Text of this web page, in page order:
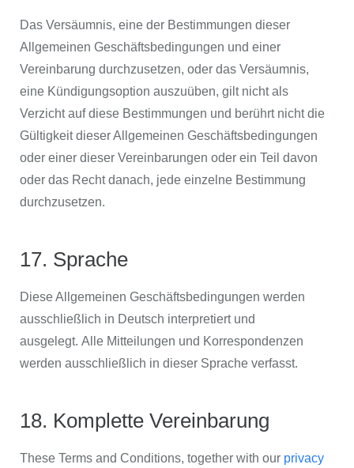
Das Versäumnis, eine der Bestimmungen dieser
Allgemeinen Geschäftsbedingungen und einer
Vereinbarung durchzusetzen, oder das Versäumnis,
eine Kündigungsoption auszuüben, gilt nicht als
Verzicht auf diese Bestimmungen und berührt nicht die
Gültigkeit dieser Allgemeinen Geschäftsbedingungen
oder einer dieser Vereinbarungen oder ein Teil davon
oder das Recht danach, jede einzelne Bestimmung
durchzusetzen.
17. Sprache
Diese Allgemeinen Geschäftsbedingungen werden
ausschließlich in Deutsch interpretiert und
ausgelegt. Alle Mitteilungen und Korrespondenzen
werden ausschließlich in dieser Sprache verfasst.
18. Komplette Vereinbarung
These Terms and Conditions, together with our privacy